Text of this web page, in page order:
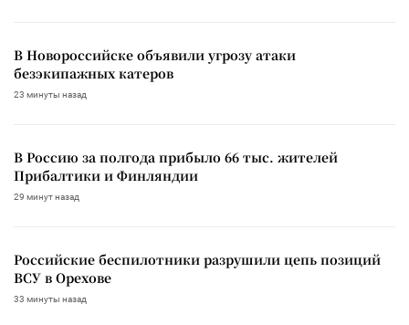
В Новороссийске объявили угрозу атаки
безэкипажных катеров
23 минуты назад
В Россию за полгода прибыло 66 тыс. жителей
Прибалтики и Финляндии
29 минут назад
Российские беспилотники разрушили цепь позиций
ВСУ в Орехове
33 минуты назад